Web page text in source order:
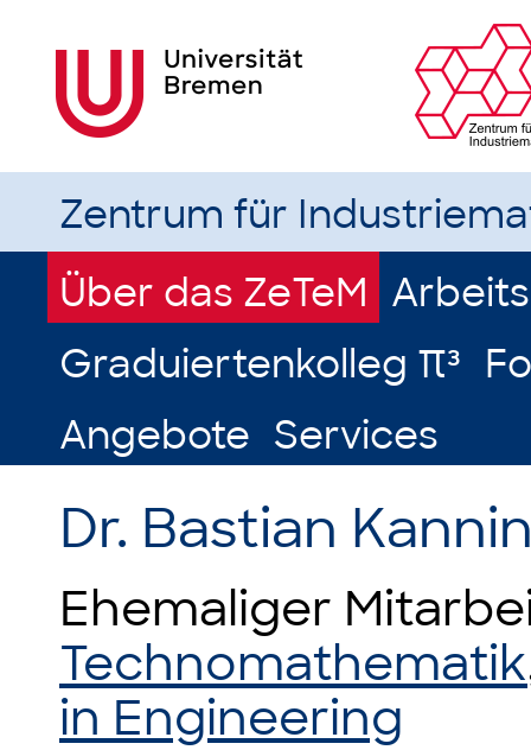
Zentrum für
Über das ZeTeM
Graduiertenkolleg π³
Angebote Services
Dr. Bastian
Ehemaliger
Technomathematik
in Engineering